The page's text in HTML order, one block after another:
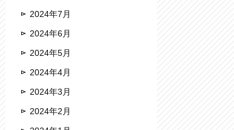
2024年7月
2024年6月
2024年5月
2024年4月
2024年3月
2024年2月